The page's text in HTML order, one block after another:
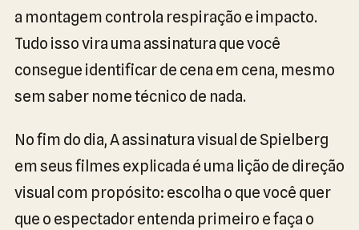
a montagem controla respiração e impacto.
Tudo isso vira uma assinatura que você
consegue identificar de cena em cena, mesmo
sem saber nome técnico de nada.
No fim do dia, A assinatura visual de Spielberg
em seus filmes explicada é uma lição de direção
visual com propósito: escolha o que você quer
que o espectador entenda primeiro e faça o